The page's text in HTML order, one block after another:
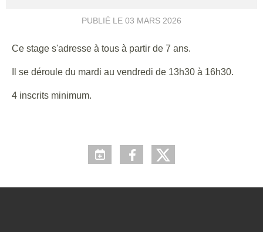
PUBLIÉ LE 03 MARS 2026
Ce stage s'adresse à tous à partir de 7 ans.
Il se déroule du mardi au vendredi de 13h30 à 16h30.
4 inscrits minimum.